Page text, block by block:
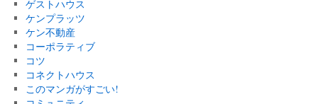
ゲストハウス
ケンプラッツ
ケン不動産
コーポラティブ
コツ
コネクトハウス
このマンガがすごい!